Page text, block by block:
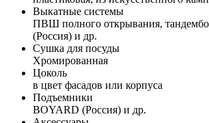
Выкатные системы
ПВШ полного открывания,
(Россия) и др.
Сушка для посуды
Хромированная
Цоколь
в цвет фасадов или корпуса
Подъемники
BOYARD (Россия) и др.